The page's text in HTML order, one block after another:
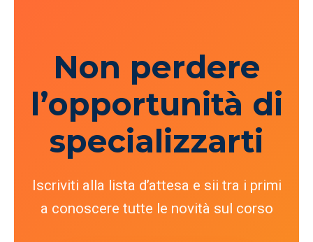
Non perdere
l’opportunità di
specializzarti
Iscriviti alla lista d’attesa e sii tra i primi
a conoscere tutte le novità sul corso